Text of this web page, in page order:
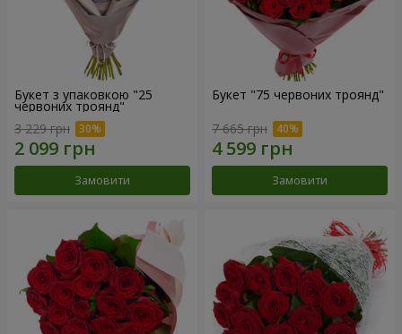
Букет з упаковкою "25
червоних троянд"
3 229 грн
Замовити
Букет "75 червоних троянд"
7 665 грн
Замовити